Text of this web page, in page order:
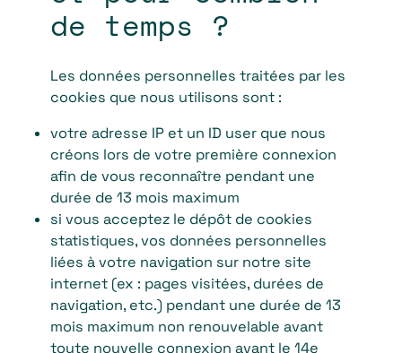
de temps ?
Les données personnelles traitées par les
cookies que nous utilisons sont :
votre adresse IP et un ID user que nous
créons lors de votre première connexion
afin de vous reconnaître pendant une
durée de 13 mois maximum
si vous acceptez le dépôt de cookies
statistiques, vos données personnelles
liées à votre navigation sur notre site
internet (ex : pages visitées, durées de
navigation, etc.) pendant une durée de 13
mois maximum non renouvelable avant
toute nouvelle connexion avant le 14e